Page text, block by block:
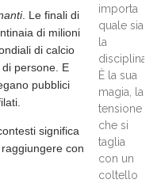
. Le finali di
di milioni
di calcio
persone. E
pubblici
significa
con
importa
quale sia
la
disciplina.
È la sua
magia, la
tensione
che si
taglia
con un
coltello